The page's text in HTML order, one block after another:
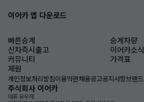
이어카 앱 다운로드
빠른승계
승계차량
신차즉시출고
이어카소식
커뮤니티
가격표
제원
개인정보처리방침이용약관채용공고공지사항브랜드
주식회사 이어카
대표 유우재